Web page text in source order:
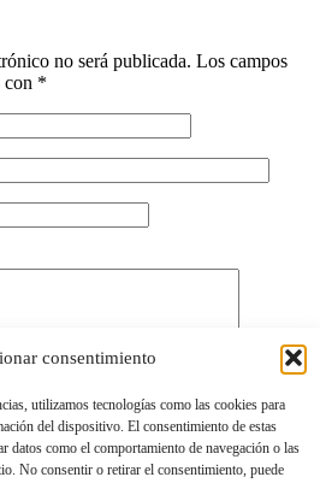
consentimiento
utilizamos tecnologías como las cookies para
del dispositivo. El consentimiento de estas
datos como el comportamiento de navegación o las
No consentir o retirar el consentimiento, puede
no será publicada. Los campos
con *